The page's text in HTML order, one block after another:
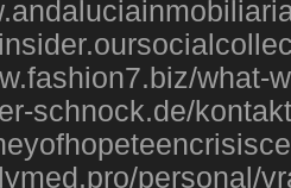
what-
schnock.de/
personal/